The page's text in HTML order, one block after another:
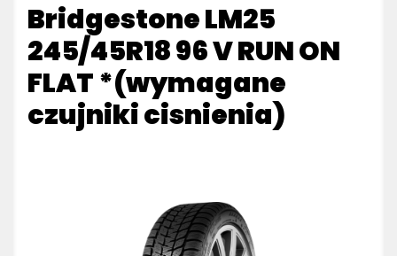
Bridgestone LM25
245/45R18 96 V RUN ON
FLAT *(wymagane
czujniki cisnienia)